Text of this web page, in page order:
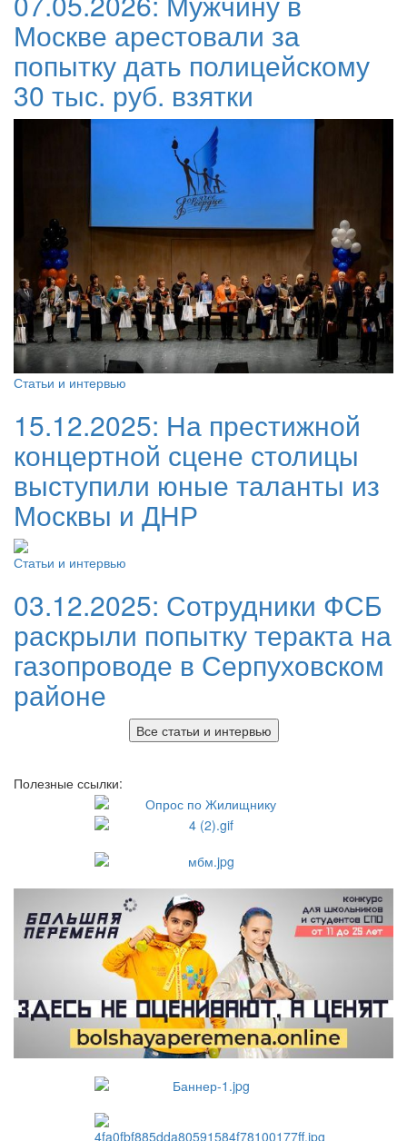
Москве арестовали за
попытку дать полицейскому
30 тыс. руб. взятки
Статьи и интервью
15.12.2025: На престижной
концертной сцене столицы
выступили юные таланты из
Москвы и ДНР
Статьи и интервью
03.12.2025: Сотрудники ФСБ
раскрыли попытку теракта на
газопроводе в Серпуховском
районе
Все статьи и интервью
Полезные ссылки: